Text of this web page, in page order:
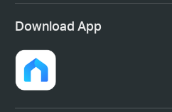
Download App